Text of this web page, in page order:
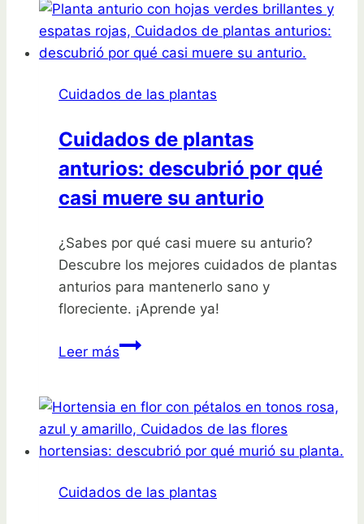
para
un
jardín
en
temporada
Cuidados de las plantas
Cuidados de plantas
anturios: descubrió por qué
casi muere su anturio
¿Sabes por qué casi muere su anturio?
Descubre los mejores cuidados de plantas
anturios para mantenerlo sano y
floreciente. ¡Aprende ya!
Leer másCuidados
anturios:
descubrió
por
casi
Cuidados de las plantas